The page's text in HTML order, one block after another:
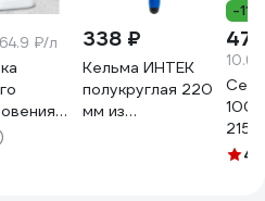
64.9 ₽/л
5156
338 ₽
Кельма ИНТЕК
полукруглая 220
мм из
-11%
100
4.8